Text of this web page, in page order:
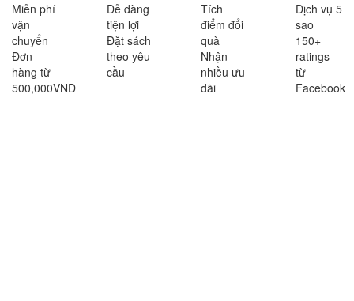
Miễn phí
vận
chuyển
Đơn
hàng từ
500,000VND
Dễ dàng
tiện lợi
Đặt sách
theo yêu
cầu
Tích
điểm đổi
quà
Nhận
nhiều ưu
đãi
Dịch vụ 5
sao
150+
ratings
từ
Facebook